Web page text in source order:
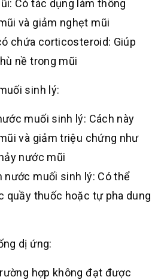
Có tác dụng làm thông
và giảm nghẹt mũi
chứa corticosteroid: Giúp
nề trong mũi
sinh lý:
muối sinh lý: Cách này
và giảm triệu chứng như
nước mũi
nước muối sinh lý: Có thể
quầy thuốc hoặc tự pha dung
dị ứng:
hợp không đạt được